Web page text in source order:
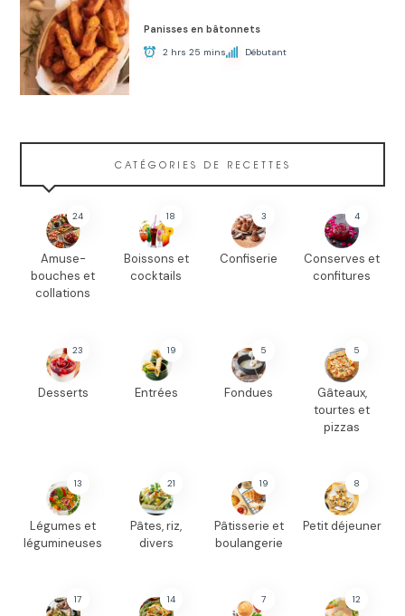
Panisses en bâtonnets
2 hrs 25 mins Débutant
CATÉGORIES DE RECETTES
24
Amuse-
bouches et
collations
18
Boissons et
cocktails
3
Confiserie
4
Conserves et
confitures
23
Desserts
19
Entrées
5
Fondues
5
Gâteaux,
tourtes et
pizzas
13
Légumes et
légumineuses
21
Pâtes, riz,
divers
19
Pâtisserie et
boulangerie
8
Petit déjeuner
17 14 7 12